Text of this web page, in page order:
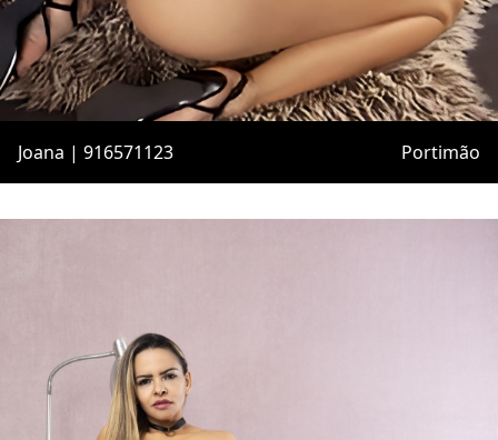
Joana | 916571123 Portimão